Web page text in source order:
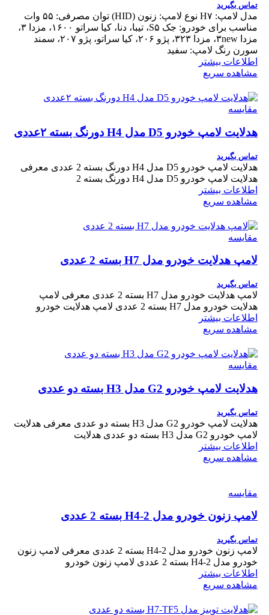
تماس بگیرید
مدل لامپ: H۷ نوع لامپ: زنون (HID) توان مصرفی: ۵۵ وات
مناسب برای خودرو: جک S۵، تیبا، دنا، کیا سراتو ۱۶۰۰، مزدا ۳،
مزدا ۳new، مزدا ۳۲۳، پژو ۲۰۶، کیا سراتو، پژو ۲۰۷، سمند
سورن رنگ لامپ: سفید
اطلاعات بیشتر
مشاهده سریع
مقایسه
هدلایت لامپ خودرو D5 مدل H4 دورنگ بسته ۲عددی
تماس بگیرید
هدلایت لامپ خودرو D5 مدل H4 دورنگ بسته 2 عددی معرفی
هدلایت لامپ خودرو D5 مدل H4 دورنگ بسته 2
اطلاعات بیشتر
مشاهده سریع
مقایسه
لامپ هدلایت خودرو مدل H7 بسته 2 عددی
تماس بگیرید
لامپ هدلایت خودرو مدل H7 بسته 2 عددی معرفی لامپ
هدلایت خودرو مدل H7 بسته 2 عددی لامپ هدلایت خودرو
اطلاعات بیشتر
مشاهده سریع
مقایسه
هدلایت لامپ خودرو G2 مدل H3 بسته دو عددی
تماس بگیرید
هدلایت لامپ خودرو G2 مدل H3 بسته دو عددی معرفی هدلایت
لامپ خودرو G2 مدل H3 بسته دو عددی هدلایت
اطلاعات بیشتر
مشاهده سریع
مقایسه
لامپ زنون خودرو مدل H4-2 بسته 2 عددی
تماس بگیرید
لامپ زنون خودرو مدل H4-2 بسته 2 عددی معرفی لامپ زنون
خودرو مدل H4-2 بسته 2 عددی لامپ زنون خودرو
اطلاعات بیشتر
مشاهده سریع